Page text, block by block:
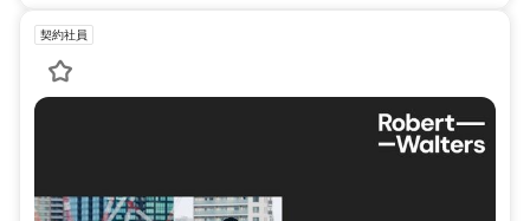
契約社員